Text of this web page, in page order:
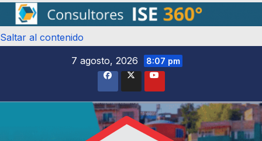
Saltar al contenido
7 agosto, 2026
8:07 pm